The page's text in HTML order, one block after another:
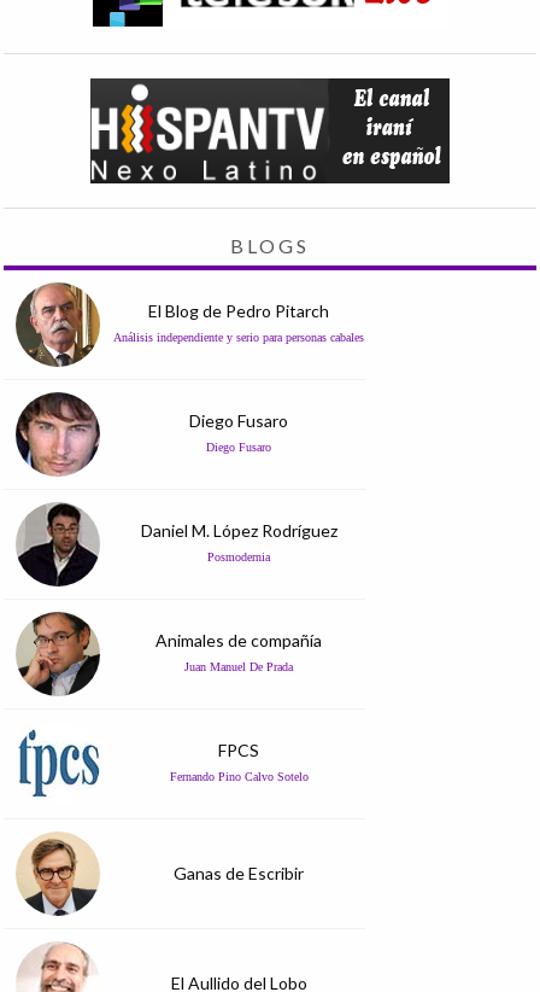
BLOGS
El Blog de Pedro Pitarch
Análisis independiente y serio para personas cabales
Diego Fusaro
Diego Fusaro
Daniel M. López Rodríguez
Posmodernia
Animales de compañía
Juan Manuel De Prada
FPCS
Fernando Pino Calvo Sotelo
Ganas de Escribir
El Aullido del Lobo